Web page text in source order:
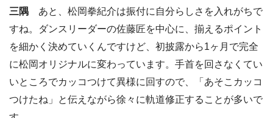
三隅 あと、松岡拳紀介は振付に自分らしさを入れがちで
すね。ダンスリーダーの佐藤匠を中心に、揃えるポイント
を細かく決めていくんですけど、初披露から1ヶ月で完全
に松岡オリジナルに変わっています。手首を回さなくてい
いところでカッコつけて異様に回すので、「あそこカッコ
つけたね」と伝えながら徐々に軌道修正することが多いで